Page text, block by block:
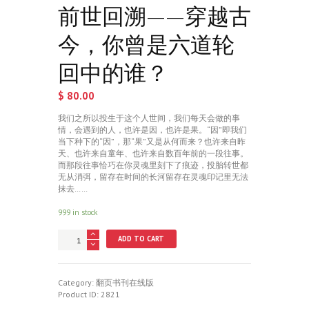
前世回溯——穿越古
今，你曾是六道轮
回中的谁？
$ 80.00
我们之所以投生于这个人世间，我们每天会做的事
情，会遇到的人，也许是因，也许是果。“因”即我们
当下种下的“因”，那“果”又是从何而来？也许来自昨
天、也许来自童年、也许来自数百年前的一段往事。
而那段往事恰巧在你灵魂里刻下了痕迹，投胎转世都
无从消弭，留存在时间的长河留存在灵魂印记里无法
抹去……
999 in stock
——
穿
ADD TO CART
Category: 翻页书刊在线版
Product ID: 2821